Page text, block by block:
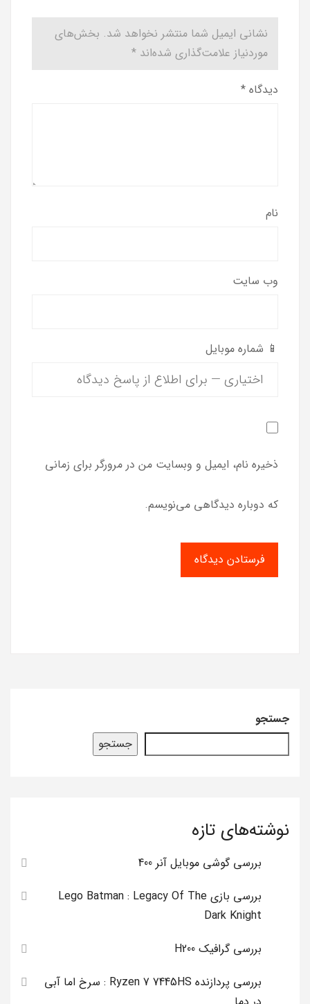
نشانی ایمیل شما منتشر نخواهد شد. بخش‌های
موردنیاز علامت‌گذاری شده‌اند *
دیدگاه *
نام
وب‌ سایت
📱 شماره موبایل
ذخیره نام، ایمیل و وبسایت من در مرورگر برای زمانی
که دوباره دیدگاهی می‌نویسم.
جستجو
جستجو
نوشته‌های تازه
بررسی گوشی موبایل آنر 400
بررسی بازی Lego Batman : Legacy Of The
Dark Knight
بررسی گرافیک H200
بررسی پردازنده Ryzen 7 7445HS : سرخ اما آبی